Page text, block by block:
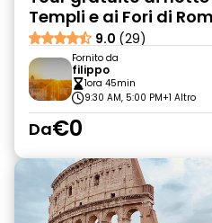
Templi e ai Fori di
9.0 (29)
Fornito da
filippo
1ora 45min
9:30 AM, 5:00 PM+1 Altro
Da€0